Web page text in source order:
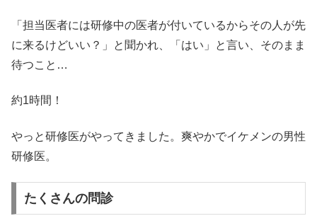
「担当医者には研修中の医者が付いているからその人が先
に来るけどいい？」と聞かれ、「はい」と言い、そのまま
待つこと…
約1時間！
やっと研修医がやってきました。爽やかでイケメンの男性
研修医。
たくさんの問診